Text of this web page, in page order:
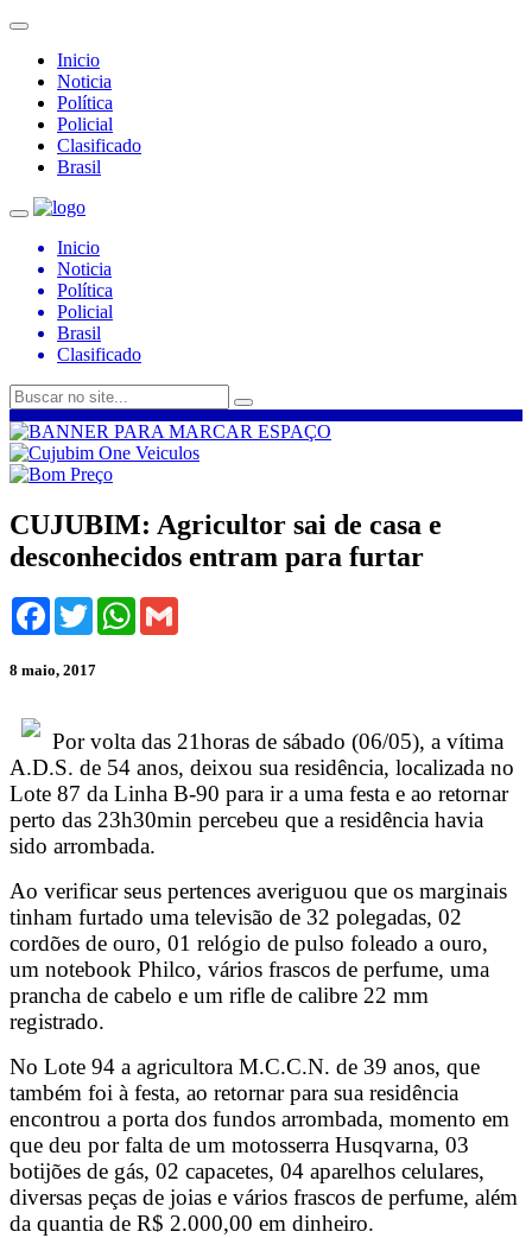
Inicio
Noticia
Política
Policial
Clasificado
Brasil
Inicio
Noticia
Política
Policial
Brasil
Clasificado
CUJUBIM: Agricultor sai de casa e
desconhecidos entram para furtar
Facebook
TwitterWhatsApp
8 maio, 2017
Por volta das 21horas de sábado (06/05), a vítima
A.D.S. de 54 anos, deixou sua residência, localizada no
Lote 87 da Linha B-90 para ir a uma festa e ao retornar
perto das 23h30min percebeu que a residência havia
sido arrombada.
Ao verificar seus pertences averiguou que os marginais
tinham furtado uma televisão de 32 polegadas, 02
cordões de ouro, 01 relógio de pulso foleado a ouro,
um notebook Philco, vários frascos de perfume, uma
prancha de cabelo e um rifle de calibre 22 mm
registrado.
No Lote 94 a agricultora M.C.C.N. de 39 anos, que
também foi à festa, ao retornar para sua residência
encontrou a porta dos fundos arrombada, momento em
que deu por falta de um motosserra Husqvarna, 03
botijões de gás, 02 capacetes, 04 aparelhos celulares,
diversas peças de joias e vários frascos de perfume, além
da quantia de R$ 2.000,00 em dinheiro.